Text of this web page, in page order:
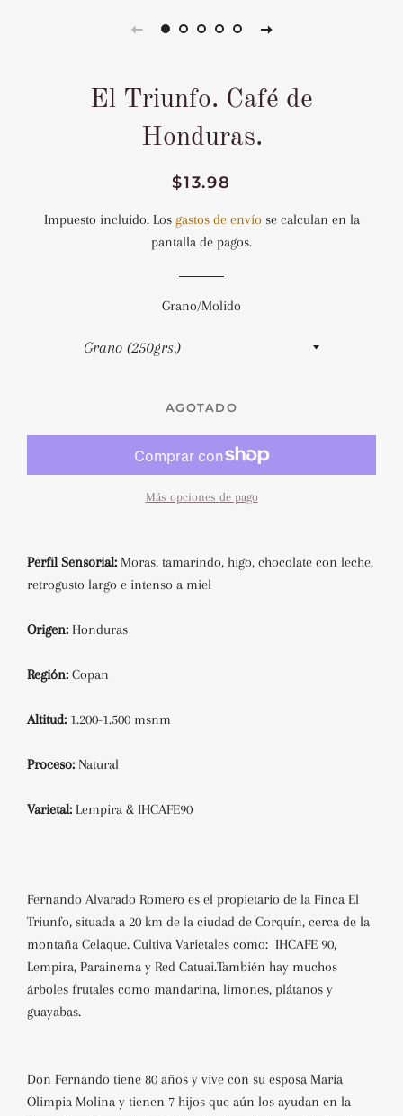
El Triunfo. Café de
Honduras.
Precio
Precio
venta
$13.98
Impuesto incluido. Los gastos de envío se calculan en la
pantalla de pagos.
Grano/Molido
AGOTADO
Más opciones de pago
Perfil Sensorial: Moras, tamarindo, higo, chocolate con leche,
retrogusto largo e intenso a miel
Origen: Honduras
Región: Copan
Altitud: 1.200-1.500 msnm
Proceso: Natural
Varietal: Lempira & IHCAFE90
Fernando Alvarado Romero es el propietario de la Finca El
Triunfo, situada a 20 km de la ciudad de Corquín, cerca de la
montaña Celaque. Cultiva Varietales como: IHCAFE 90,
Lempira, Parainema y Red Catuai.También hay muchos
árboles frutales como mandarina, limones, plátanos y
guayabas.
Don Fernando tiene 80 años y vive con su esposa María
Olimpia Molina y tienen 7 hijos que aún los ayudan en la